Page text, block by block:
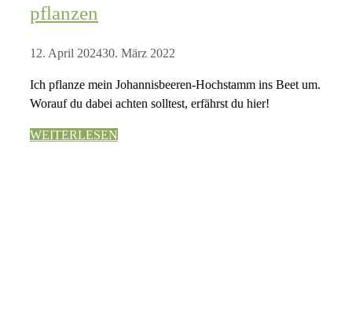
pflanzen
12. April 202430. März 2022
Ich pflanze mein Johannisbeeren-Hochstamm ins Beet um.
Worauf du dabei achten solltest, erfährst du hier!
WEITERLESEN